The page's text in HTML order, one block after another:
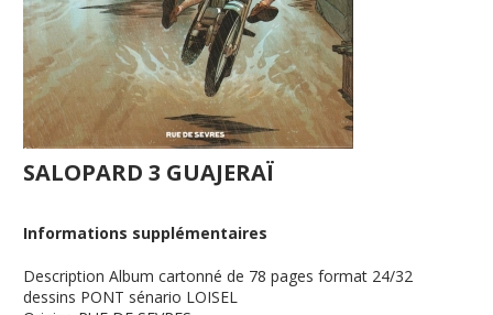
SALOPARD 3 GUAJERAÏ
Informations supplémentaires
Description Album cartonné de 78 pages format 24/32
dessins PONT sénario LOISEL